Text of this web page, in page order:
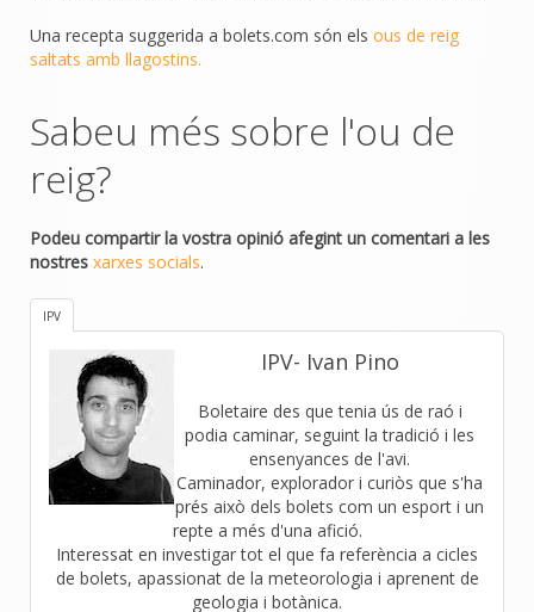
Una recepta suggerida a bolets.com són els ous de reig
saltats amb llagostins.
Sabeu més sobre l'ou de
reig?
Podeu compartir la vostra opinió afegint un comentari a les
nostres xarxes socials.
IPV
IPV- Ivan Pino
Boletaire des que tenia ús de raó i
podia caminar, seguint la tradició i les
ensenyances de l'avi.
Caminador, explorador i curiòs que s'ha
prés això dels bolets com un esport i un
repte a més d'una afició.
Interessat en investigar tot el que fa referència a cicles
de bolets, apassionat de la meteorologia i aprenent de
geologia i botànica.